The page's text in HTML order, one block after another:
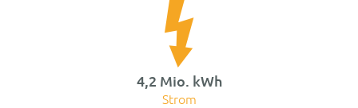
4,2 Mio. kWh
Strom